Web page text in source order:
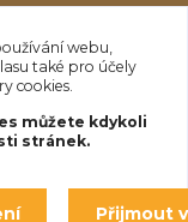
webu,
také pro účely
cookies.
můžete kdykoli
stránek.
Přijmout